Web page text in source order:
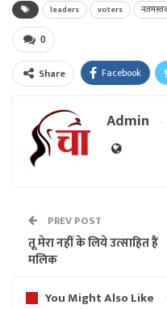
leaders voters
0
Share Facebook
Admin
PREV POST
तू मेरा नहीं के लिये उत्साहित हैं
मलिक
You Might Also Like